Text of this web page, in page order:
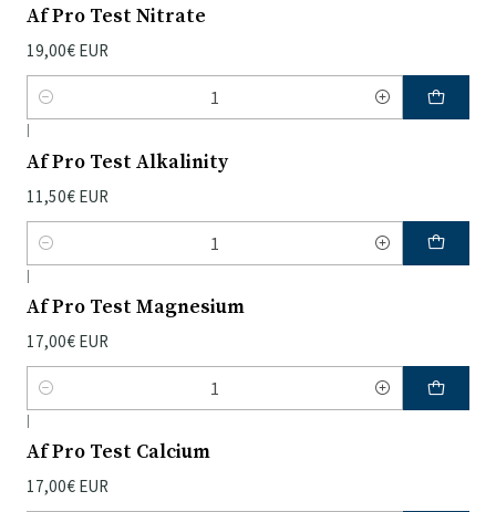
Af Pro Test Nitrate
19,00€ EUR
Quantidade
|
Af Pro Test Alkalinity
11,50€ EUR
Quantidade
|
Af Pro Test Magnesium
17,00€ EUR
Quantidade
|
Af Pro Test Calcium
17,00€ EUR